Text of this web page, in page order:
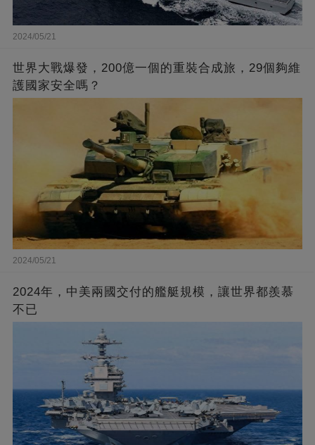
2024/05/21
世界大戰爆發，200億一個的重裝合成旅，29個夠維
護國家安全嗎？
2024/05/21
2024年，中美兩國交付的艦艇規模，讓世界都羨慕
不已